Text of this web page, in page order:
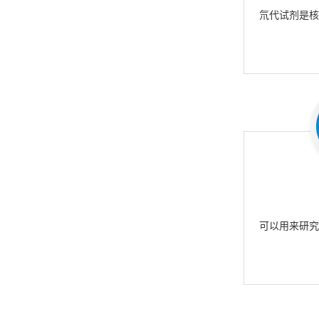
氘代试剂是
可以用来研